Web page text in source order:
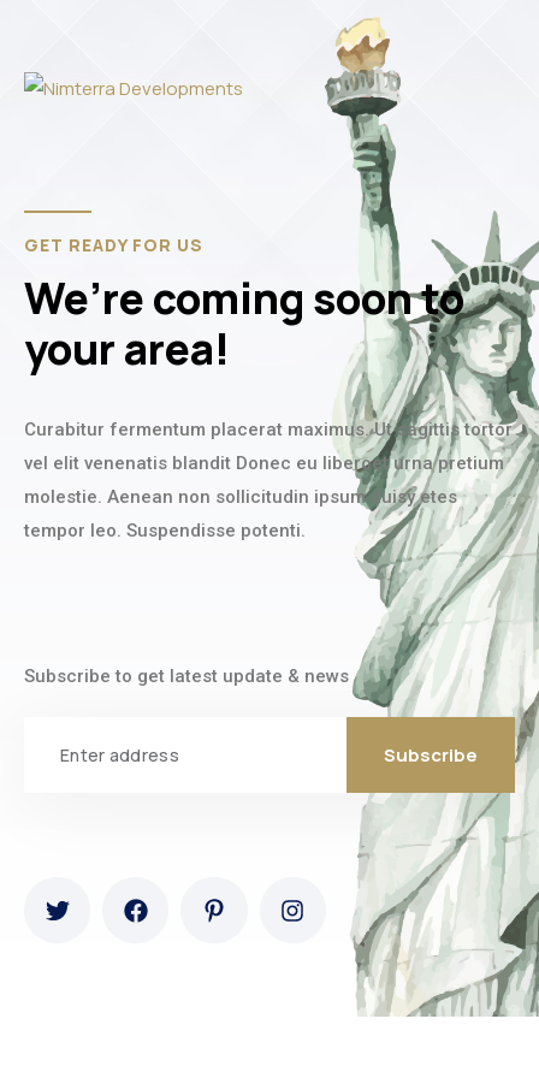
GET READY FOR US
We’re coming soon to
your area!
Curabitur fermentum placerat maximus. Ut sagittis tortor
vel elit venenatis blandit Donec eu liberoet urna pretium
molestie. Aenean non sollicitudin ipsum duisy etes
tempor leo. Suspendisse potenti.
Subscribe to get latest update & news
Subscribe